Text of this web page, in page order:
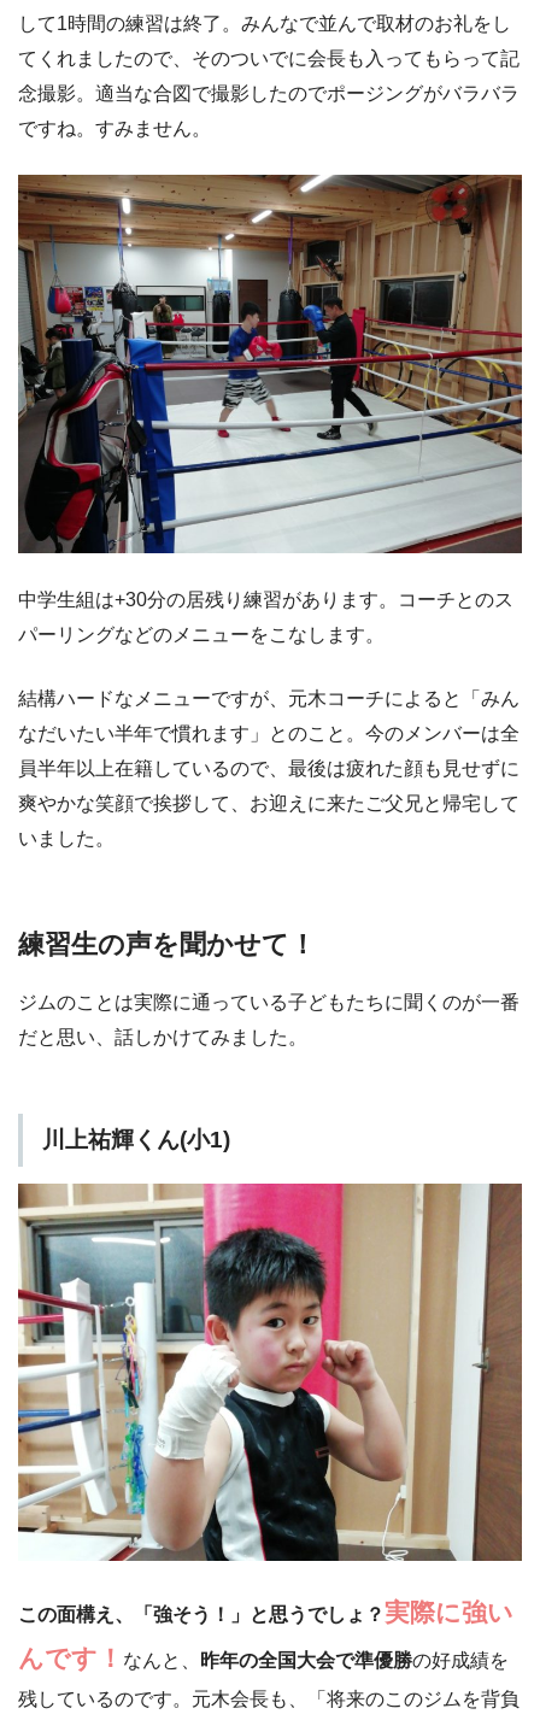
して1時間の練習は終了。みんなで並んで取材のお礼をし
てくれましたので、そのついでに会長も入ってもらって記
念撮影。適当な合図で撮影したのでポージングがバラバラ
ですね。すみません。
中学生組は+30分の居残り練習があります。コーチとのス
パーリングなどのメニューをこなします。
結構ハードなメニューですが、元木コーチによると「みん
なだいたい半年で慣れます」とのこと。今のメンバーは全
員半年以上在籍しているので、最後は疲れた顔も見せずに
爽やかな笑顔で挨拶して、お迎えに来たご父兄と帰宅して
いました。
練習生の声を聞かせて！
ジムのことは実際に通っている子どもたちに聞くのが一番
だと思い、話しかけてみました。
川上祐輝くん(小1)
この面構え、「強そう！」と思うでしょ？ 実際に強い
んです！ なんと、 昨年の全国大会で準優勝の好成績を
残しているのです。元木会長も、「将来のこのジムを背負